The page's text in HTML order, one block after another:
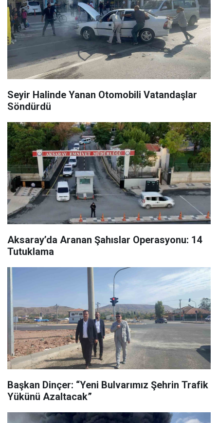
Seyir Halinde Yanan Otomobili Vatandaşlar
Söndürdü
Aksaray’da Aranan Şahıslar Operasyonu: 14
Tutuklama
Başkan Dinçer: “Yeni Bulvarımız Şehrin Trafik
Yükünü Azaltacak”